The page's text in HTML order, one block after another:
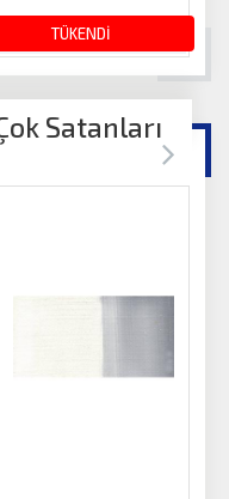
TÜKENDİ
1,004.08 TL
Satanları